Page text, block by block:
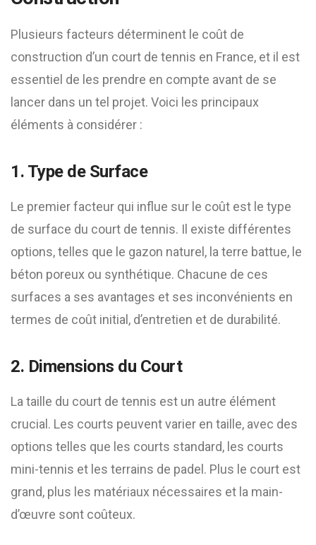
Plusieurs facteurs déterminent le coût de
construction d’un court de tennis en France, et il est
essentiel de les prendre en compte avant de se
lancer dans un tel projet. Voici les principaux
éléments à considérer :
1. Type de Surface
Le premier facteur qui influe sur le coût est le type
de surface du court de tennis. Il existe différentes
options, telles que le gazon naturel, la terre battue, le
béton poreux ou synthétique. Chacune de ces
surfaces a ses avantages et ses inconvénients en
termes de coût initial, d’entretien et de durabilité.
2. Dimensions du Court
La taille du court de tennis est un autre élément
crucial. Les courts peuvent varier en taille, avec des
options telles que les courts standard, les courts
mini-tennis et les terrains de padel. Plus le court est
grand, plus les matériaux nécessaires et la main-
d’œuvre sont coûteux.